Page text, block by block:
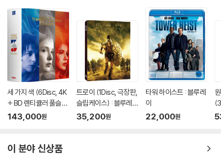
세 가지 색 (6Disc, 4K
+ BD 렌티큘러 풀슬립
트릴로지 박스 한정판)
143,000원
트로이 (1Disc, 극장판,
슬립케이스) : 블루레
이
35,200원
타워 하이스트 : 블루레
이
22,000원
D
이 분야 신상품